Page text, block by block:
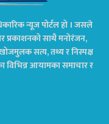
न्यूज पोर्टल हो । जसले
प्रकाशनको साथै मनोरंजन,
सत्य, तथ्य र निस्पक्ष
विभिन्न आयामका समाचार र